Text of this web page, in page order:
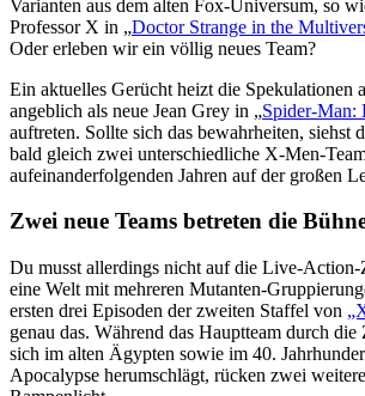
Varianten aus dem alten Fox-Universum, so
Professor X in „Doctor Strange in the
Oder erleben wir ein völlig neues Team?
Ein aktuelles Gerücht heizt die Spekulationen
angeblich als neue Jean Grey in „Spider-Man:
auftreten. Sollte sich das bewahrheiten, siehst
bald gleich zwei unterschiedliche X-Men-
aufeinanderfolgenden Jahren auf der großen
Zwei neue Teams betreten die
Du musst allerdings nicht auf die Live-
eine Welt mit mehreren Mutanten-
ersten drei Episoden der zweiten Staffel von
genau das. Während das Hauptteam durch die
sich im alten Ägypten sowie im 40.
Apocalypse herumschlägt, rücken zwei